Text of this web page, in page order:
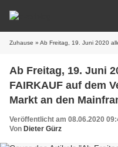
Zuhause » Ab Freitag, 19. Juni 2020 alle zwei Wochen
Ab Freitag, 19. Juni 2020 alle zwei
FAIRKAUF auf dem
Markt an den
Veröffentlicht am 08.06.2020
Von Dieter Gürz